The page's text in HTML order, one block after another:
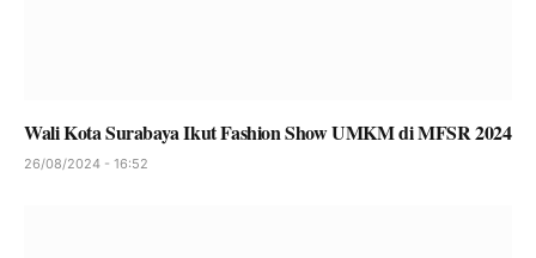
Wali Kota Surabaya Ikut Fashion Show UMKM di MFSR 2024
26/08/2024 - 16:52